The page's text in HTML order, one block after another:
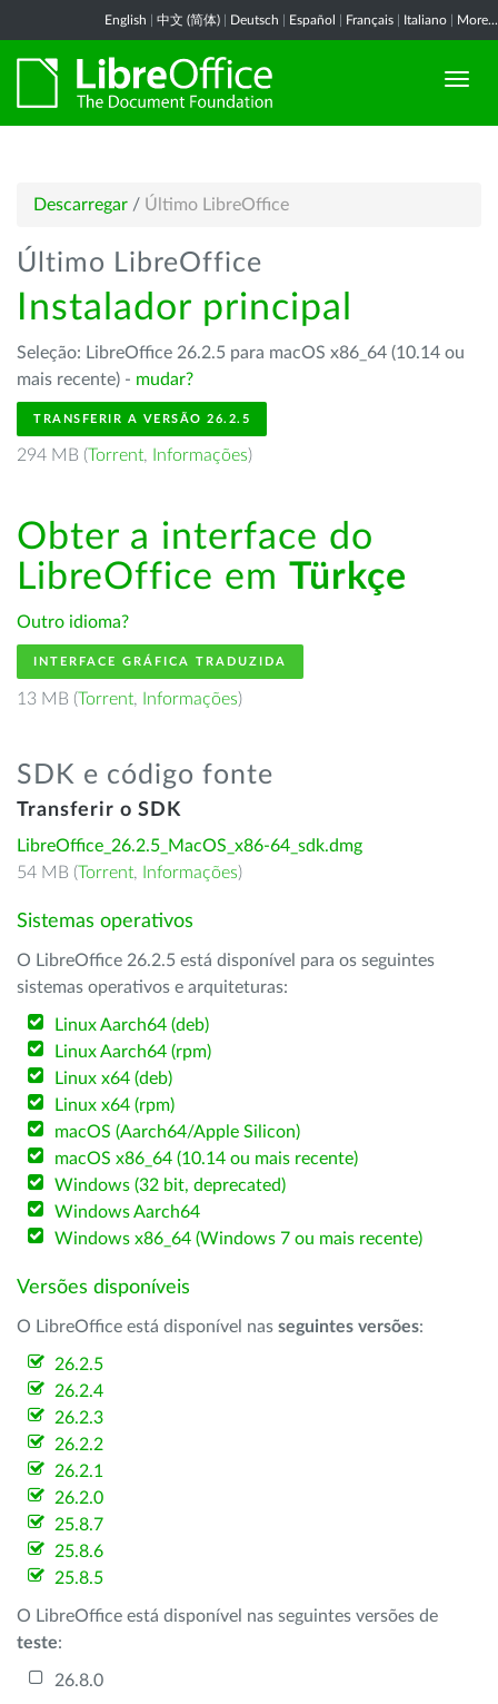
English 中文 (简体) Deutsch Español Français Italiano More...
Descarregar / Último LibreOffice
Último LibreOffice
Instalador principal
Seleção: LibreOffice 26.2.5 para macOS x86_64 (10.14 ou
mais recente) - mudar?
TRANSFERIR A VERSÃO 26.2.5
294 MB (Torrent, Informações)
Obter a interface do
LibreOffice em Türkçe
Outro idioma?
INTERFACE GRÁFICA TRADUZIDA
13 MB (Torrent, Informações)
SDK e código fonte
Transferir o SDK
LibreOffice_26.2.5_MacOS_x86-64_sdk.dmg
54 MB (Torrent, Informações)
Sistemas operativos
O LibreOffice 26.2.5 está disponível para os seguintes
sistemas operativos e arquiteturas:
Linux Aarch64 (deb)
Linux Aarch64 (rpm)
Linux x64 (deb)
Linux x64 (rpm)
macOS (Aarch64/Apple Silicon)
macOS x86_64 (10.14 ou mais recente)
Windows (32 bit, deprecated)
Windows Aarch64
Windows x86_64 (Windows 7 ou mais recente)
Versões disponíveis
O LibreOffice está disponível nas seguintes versões:
26.2.5
26.2.4
26.2.3
26.2.2
26.2.1
26.2.0
25.8.7
25.8.6
25.8.5
O LibreOffice está disponível nas seguintes versões de
teste:
26.8.0